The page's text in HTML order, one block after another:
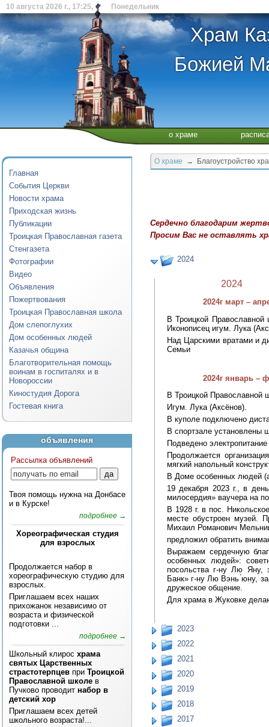
10 августа 2026 г., 17:25, Понедельник
Храм
Божией
о храме
Главная
События Церкви
Новости храма
Приходская жизнь
Публикации
Троицкая Православная газета
Стенгазета
Фотографии
Видео
Объявления
Пожертвования
Троицкая Православная школа
Дом слепоглухих
Дом особенных людей
Казачья община
Благотворительная помощь
воинам в госпиталях и в
Новороссии
Киностудия Дорога
Гостевая книга
объявления
Рассылка объявлений
Твоя помощь нужна на Донбасе
и в Курске!
подробнее →
Хореографическая студия
для взрослых
Продолжается набор в
хореографическую студию для
взрослых.
Приглашаем всех наших
прихожанок независимо от
возраста и физической
подготовки ...
подробнее →
Школьный клирос храма
святых Царственных
страстотерпцев при Троицкой
Православной школе в
Пучково проводит набор в
детский хор
Приглашаем всех детей
школьного возраста!...
О храме → Благоустройство
Сердечно благодарим
Просим Вас не оставлять
2024
2024
2024г март –
В Троицкой Православной
Иконописец игум. Лука
Над Царскими вратами и
Семьи
2024г январь –
В Троицкой Православной
Игум. Лука (Аксёнов).
В куполе подключено
В спортзале установлены
Подведено
Продолжается
мягкий напольный
В Доме особенных людей
19 декабря 2023 г., в
милосердия» ваучера на
В 1928 г. в пос.
месте обустроен музей.
Михаил Романович
предложил обратить
Выражаем сердечную
особенных людей»:
посольства г-ну Лю Яну,
Банк» г-ну Лю Вэнь ́юну,
дружеское общение.
Для храма в Жуковке
2023
2022
2021
2020
2019
2018
2017